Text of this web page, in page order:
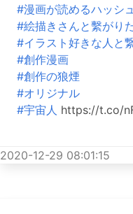
#漫画が読めるハッシ
#絵描きさんと繫がり
#イラスト好きな人と
#創作漫画
#創作の狼煙
#オリジナル
#宇宙人 https://t.co/
2020-12-29 08:01:15